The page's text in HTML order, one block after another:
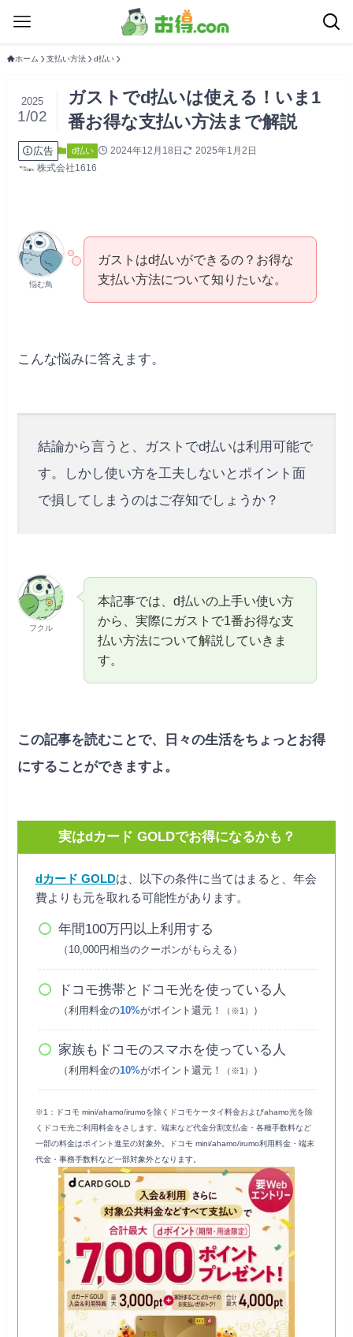
ホーム 支払い方法 d払い
ガストでd払いは使える！いま1
番お得な支払い方法まで解説
2025
1/02
広告 d払い 2024年12月18日
2025年1月2日
株式会社1616
悩む鳥
ガストはd払いができるの？お得な
支払い方法について知りたいな。
こんな悩みに答えます。
結論から言うと、ガストでd払いは利用可能で
す。しかし使い方を工夫しないとポイント面
で損してしまうのはご存知でしょうか？
フクル
本記事では、d払いの上手い使い方
から、実際にガストで1番お得な支
払い方法について解説していきま
す。
この記事を読むことで、日々の生活をちょっとお得
にすることができますよ。
実はdカード GOLDでお得になるかも？
dカード GOLDは、以下の条件に当てはまると、年会
費よりも元を取れる可能性があります。
年間100万円以上利用する
（10,000円相当のクーポンがもらえる）
ドコモ携帯とドコモ光を使っている人
（利用料金の10%がポイント還元！ （※1） ）
家族もドコモのスマホを使っている人
（利用料金の10%がポイント還元！ （※1） ）
※1：ドコモ mini/ahamo/irumoを除くドコモケータイ料金およびahamo光を除
くドコモ光ご利用料金をさします。端末など代金分割支払金・各種手数料など
一部の料金はポイント進呈の対象外。ドコモ mini/ahamo/irumo利用料金・端末
代金・事務手数料など一部対象外となります。